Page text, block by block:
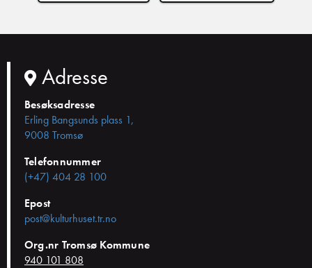
Adresse
Besøksadresse
Erling Bangsunds plass 1,
9008 Tromsø
Telefonnummer
(+47) 404 28 100
Epost
post@kulturhuset.tr.no
Org.nr Tromsø Kommune
940 101 808